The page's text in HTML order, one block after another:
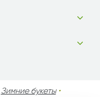
Зимние букеты•